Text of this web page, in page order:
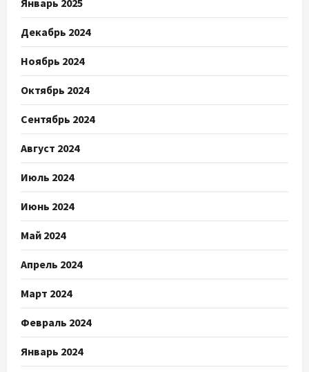
Декабрь 2024
Ноябрь 2024
Октябрь 2024
Сентябрь 2024
Август 2024
Июль 2024
Июнь 2024
Май 2024
Апрель 2024
Март 2024
Февраль 2024
Январь 2024